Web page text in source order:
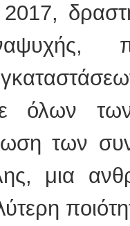
όλων
των
μια